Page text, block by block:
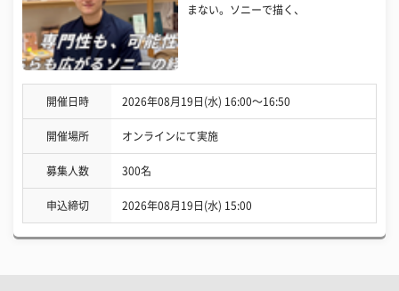
まない。ソニーで描く、
開催日時 2026年08月19日(水) 16:00〜16:50
開催場所 オンラインにて実施
募集人数 300名
申込締切 2026年08月19日(水) 15:00